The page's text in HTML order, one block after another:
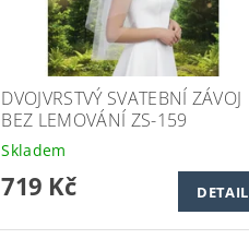
DVOJVRSTVÝ SVATEBNÍ ZÁVOJ
BEZ LEMOVÁNÍ ZS-159
Skladem
719 Kč DETAIL